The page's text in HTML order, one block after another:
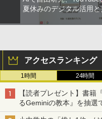
夏休みのデジタル活用と
アクセスランキング
1時間 24時間
【読者プレゼント】書籍
るGeminiの教本』を抽
2026年8月12日（水）ま